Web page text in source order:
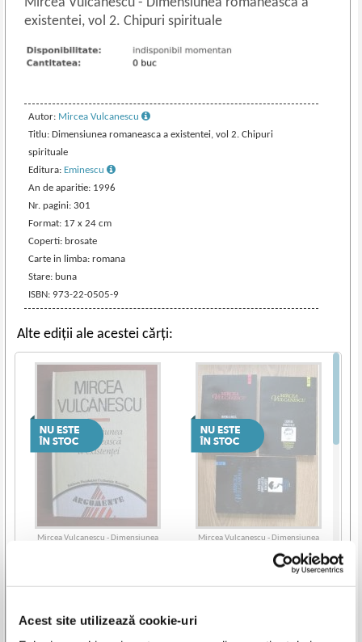
Acest site utilizează cookie-uri
existentei, vol 2. Chipuri spirituale
Autor: Mircea Vulcanescu
Titlu: Dimensiunea romaneasca a existentei, vol 2. Chipuri
spirituale
Editura: Eminescu
An de aparitie: 1996
Nr. pagini: 301
Format: 17 x 24 cm
Coperti: brosate
Carte in limba: romana
Stare: buna
ISBN: 973-22-0505-9
Alte ediții ale acestei cărți:
Mircea Vulcanescu - Dimensiunea
Mircea Vulcanescu - Dimensiunea